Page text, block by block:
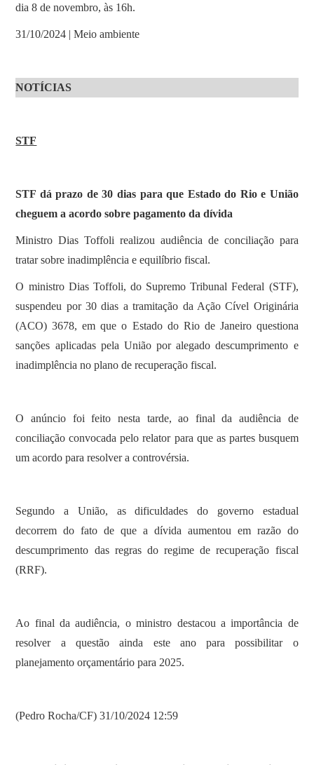
dia 8 de novembro, às 16h.
31/10/2024 | Meio ambiente
NOTÍCIAS
STF
STF dá prazo de 30 dias para que Estado do Rio e União
cheguem a acordo sobre pagamento da dívida
Ministro Dias Toffoli realizou audiência de conciliação para
tratar sobre inadimplência e equilíbrio fiscal.
O ministro Dias Toffoli, do Supremo Tribunal Federal (STF),
suspendeu por 30 dias a tramitação da Ação Cível Originária
(ACO) 3678, em que o Estado do Rio de Janeiro questiona
sanções aplicadas pela União por alegado descumprimento e
inadimplência no plano de recuperação fiscal.
O anúncio foi feito nesta tarde, ao final da audiência de
conciliação convocada pelo relator para que as partes busquem
um acordo para resolver a controvérsia.
Segundo a União, as dificuldades do governo estadual
decorrem do fato de que a dívida aumentou em razão do
descumprimento das regras do regime de recuperação fiscal
(RRF).
Ao final da audiência, o ministro destacou a importância de
resolver a questão ainda este ano para possibilitar o
planejamento orçamentário para 2025.
(Pedro Rocha/CF) 31/10/2024 12:59